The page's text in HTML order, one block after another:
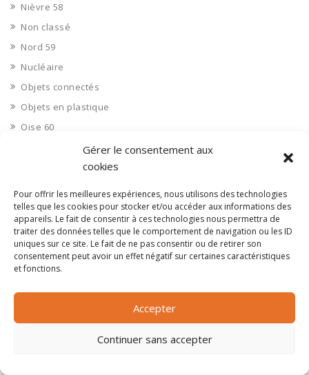
Gérer le consentement aux
cookies
Pour offrir les meilleures expériences, nous utilisons des technologies
telles que les cookies pour stocker et/ou accéder aux informations des
appareils. Le fait de consentir à ces technologies nous permettra de
traiter des données telles que le comportement de navigation ou les ID
uniques sur ce site. Le fait de ne pas consentir ou de retirer son
consentement peut avoir un effet négatif sur certaines caractéristiques
et fonctions.
Accepter
Continuer sans accepter
Nièvre 58
Non classé
Nord 59
Nucléaire
Objets connectés
Objets en plastique
Oise 60
Opérateur télécom
Opérateurs télécom
Ordinateurs
Orne 61
Ouvrages d’art
Paramédical, compléments alimentaires
Pêche
Petite distribution